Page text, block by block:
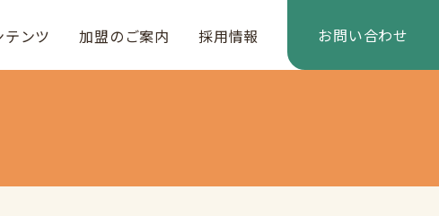
ンツ 加盟のご案内 採用情報 お問い合わせ